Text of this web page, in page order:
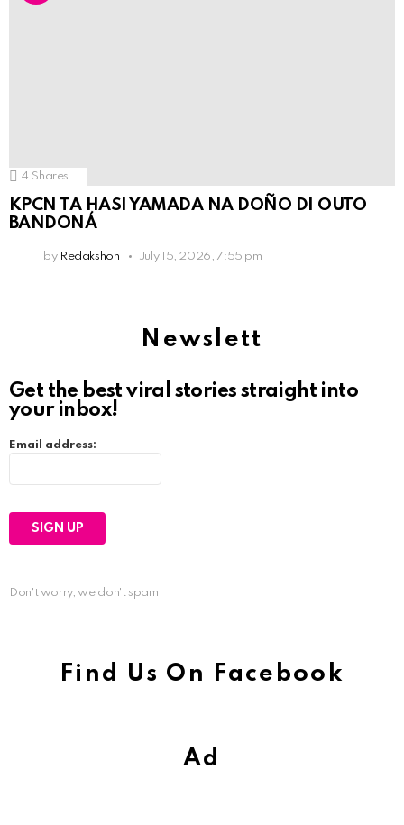
4 Shares
KPCN TA HASI YAMADA NA DOÑO DI OUTO
BANDONÁ
by Redakshon July 15, 2026, 7:55 pm
Newslett
Get the best viral stories straight into
your inbox!
Email address:
Don't worry, we don't spam
Find Us On Facebook
Ad